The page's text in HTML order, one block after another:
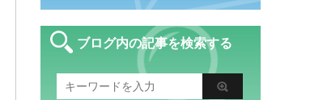
ブログ内の記事を検索する